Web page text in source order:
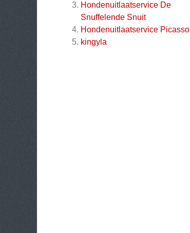
Hondenuitlaatservice De
Snuffelende Snuit
Hondenuitlaatservice Picasso
kingyla